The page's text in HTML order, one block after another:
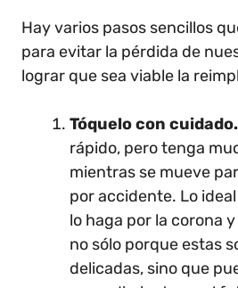
Hay varios pasos sencillos
para evitar la pérdida de
lograr que sea viable la
Tóquelo con cuidado.
rápido, pero tenga
mientras se mueve
por accidente. Lo
lo haga por la corona
no sólo porque estas
delicadas, sino que